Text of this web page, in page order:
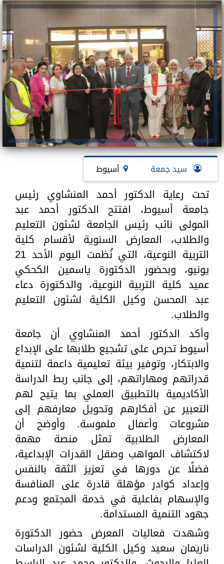
سيد جمعة أسيوط
تحت رعاية الدكتور أحمد المنشاوي رئيس
جامعة أسيوط، افتتح الدكتور أحمد عبد
المولى نائب رئيس الجامعة لشئون التعليم
والطلاب، المعارض السنوية لأقسام كلية
التربية النوعية، التي نُظمت اليوم الأحد 21
يونيو، وبحضور الدكتورة ياسمين الكحكي
عميد كلية التربية النوعية، والدكتورة دعاء
عبد المحسن وكيل الكلية لشئون التعليم
والطلاب.
وأكد الدكتور أحمد المنشاوي أن جامعة
أسيوط تحرص على تشجيع طلابها على الإبداع
والابتكار، وتوفير بيئة تعليمية داعمة لتنمية
قدراتهم ومهاراتهم، إلى جانب ربط الدراسة
الأكاديمية بالتطبيق العملي بما يتيح لهم
التعبير عن أفكارهم وتحويل معارفهم إلى
مشروعات وأعمال ملموسة. وأوضح أن
المعارض الطلابية تمثل منصة مهمة
لاكتشاف المواهب وصقل القدرات الإبداعية،
فضلًا عن دورها في تعزيز الثقة بالنفس
وإعداد كوادر مؤهلة قادرة على المنافسة
والإسهام بفاعلية في خدمة المجتمع ودعم
جهود التنمية المستدامة.
وشهدت فعاليات المعرض حضور الدكتورة
ناريمان سعيد وكيل الكلية لشئون الدراسات